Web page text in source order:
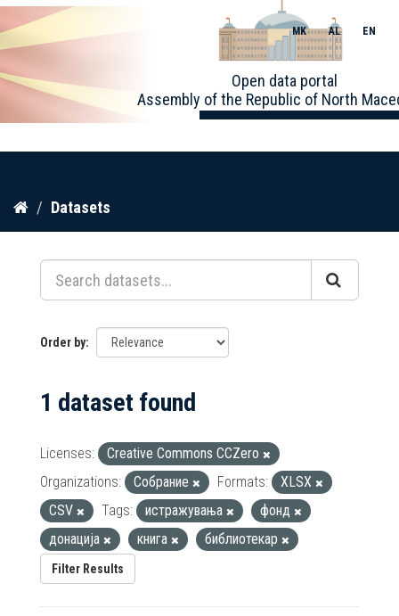
Skip
content
Open data portal
Assembly of the Republic of North
MK AL EN
Datasets
Order by
1 dataset found
Licenses:
Creative Commons CCZero
Organizations:
Собрание Formats:
XLSX
CSV
Tags: истражувања
фонд
донација
книга библиотекар
Filter Results